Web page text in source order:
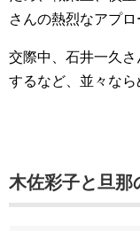
さんの熱烈なアプ
交際中、石井一久
するなど、並々なら
木佐彩子と旦那